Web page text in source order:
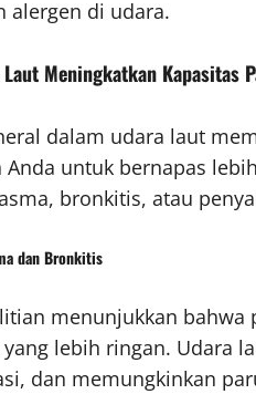
alergen di udara.
Meningkatkan Kapasitas
dalam udara laut
Anda untuk bernapas
bronkitis, atau
dan Bronkitis
menunjukkan
lebih ringan. Udara
dan memungkinkan